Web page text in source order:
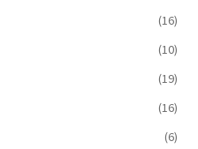
(16)
(10)
(19)
(16)
(6)